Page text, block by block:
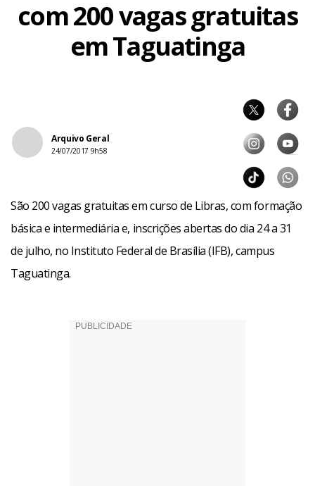
com 200 vagas gratuitas
em Taguatinga
Arquivo Geral
24/07/2017 9h58
São 200 vagas gratuitas em curso de Libras, com formação
básica e intermediária e, inscrições abertas do dia 24 a 31
de julho, no Instituto Federal de Brasília (IFB), campus
Taguatinga.